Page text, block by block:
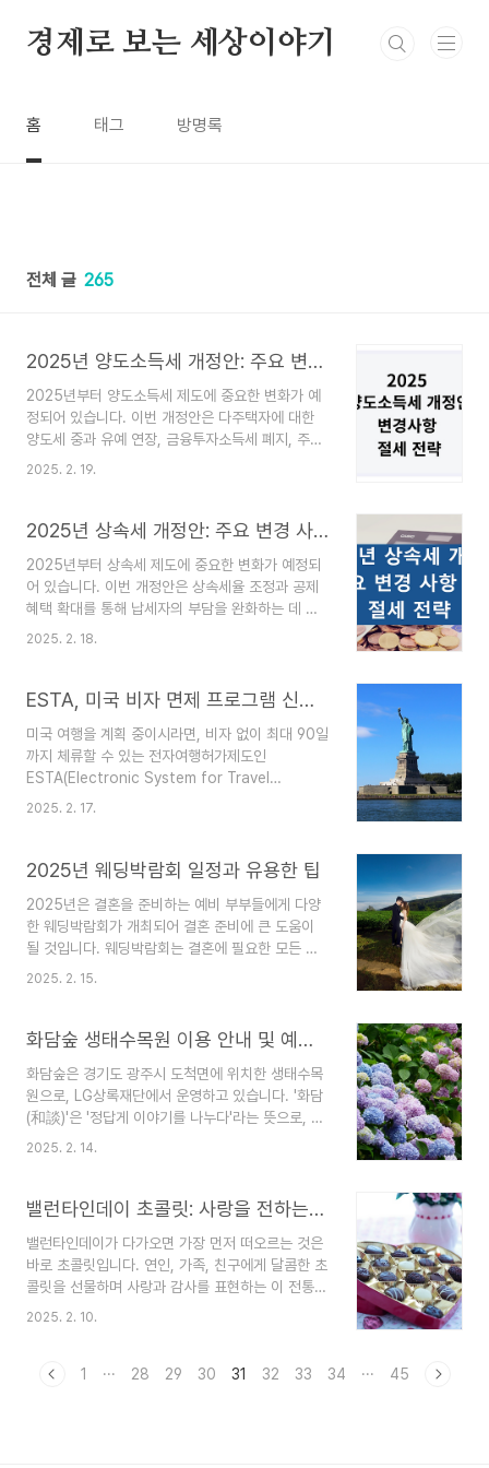
경제로 보는 세상이야기
홈 태그 방명록
전체 글 265
2025년 양도소득세 개정안: 주요 변경 사항 및 절세 전략
2025년부터 양도소득세 제도에 중요한 변화가 예
정되어 있습니다. 이번 개정안은 다주택자에 대한
양도세 중과 유예 연장, 금융투자소득세 폐지, 주식
증여 후 양도 시 이월과세 적용 확대 등을 포함하고
소득세란양도소득세란 토지, 건물, 부동산 권리, 주
해 부과하는 세금입니다. 양도소득세는 소득세법에
따라 부과되며, 원칙적으로 양도한 해의 다음 해 5
월에 종합소득세와 함께 신고·납부해야 합니다. 하
지만 부동산 거래의 경우 양도한 달의 말일부터 2개
음과 같습니다...
2025. 2. 19.
2025년 상속세 개정안: 주요 변경 사항 및 절세 전략
2025년부터 상속세 제도에 중요한 변화가 예정되
어 있습니다. 이번 개정안은 상속세율 조정과 공제
혜택 확대를 통해 납세자의 부담을 완화하는 데 중
점을 두고 있습니다. 아래에서 주요 변경 사항과 이
에게 무상으로 이전되는 경우에 당해 상속재산에 대
의무가 있는 납세의무자에는 상속을 원인으로 재산
을 물려받는 "상속인"과 유언이나 증여계약 후 증여
자의 사망으로 재산을 취득하는 "수유자"가 있습니
다. 2. 상속세율 조정현행 상속세 최고세율은 50%
로 인하되며, 해당 세..
2025. 2. 18.
ESTA, 미국 비자 면제 프로그램 신청방법
미국 여행을 계획 중이시라면, 비자 없이 최대 90일
까지 체류할 수 있는 전자여행허가제도인
ESTA(Electronic System for Travel
Authorization)에 대해 알아두시는 것이 중요합
이 관광, 업무, 경유 등의 목적으로 미국을 방문할
청 방법1. 공식 사이트 접속ESTA 신청은 미국 국토
안보부(DHS)에서 운영하는 공식 웹사이트를 통해
직접 진행하실 수 있습니다. 최근, 공식 사이트와 유
사한 디자인으로 높은 수수료를 부과하는 대행 사이
2025. 2. 17.
2025년 웨딩박람회 일정과 유용한 팁
2025년은 결혼을 준비하는 예비 부부들에게 다양
한 웨딩박람회가 개최되어 결혼 준비에 큰 도움이
될 것입니다. 웨딩박람회는 결혼에 필요한 모든 정
보를 한자리에서 얻을 수 있는 행사로, 웨딩드레스,
회 일정과 참가 시 유용한 팁을 정리하였습니다.1.
주요 웨딩박람회 일정입니다. 참고: 일정은 변경될
수 있으므로 방문 전에 공식 웹사이트를 통해 최신
정보를 확인하시기 바랍니다.전국 웨딩박람회 일정
서울 지역코엑스 웨딩박람회일정: 2025년 2월 15
관..
2025. 2. 15.
화담숲 생태수목원 이용 안내 및 예매 방법
화담숲은 경기도 광주시 도척면에 위치한 생태수목
원으로, LG상록재단에서 운영하고 있습니다. '화담
(和談)'은 '정답게 이야기를 나누다'라는 뜻으로, 자
연과 인간이 조화롭게 소통하는 공간을 지향합니다.
가을 단풍과 여름 수국 축제로 유명합니다.화담숲의
개의 테마원으로 구성되어 있어 방문객들에게 다채
로운 자연의 아름다움을 제공합니다. 주요 테마원은
다음과 같습니다:단풍나무원: 400여 품종의 단풍
나무가 심어져 있어 가을철에는 형형색색의 단풍을
수국의 향연을..
2025. 2. 14.
밸런타인데이 초콜릿: 사랑을 전하는 달콤한 선물
밸런타인데이가 다가오면 가장 먼저 떠오르는 것은
바로 초콜릿입니다. 연인, 가족, 친구에게 달콤한 초
콜릿을 선물하며 사랑과 감사를 표현하는 이 전통은
이제 전 세계적으로 퍼져 있습니다. 하지만 밸런타
이 초콜릿의 역사, 인기 초콜릿 종류, 트렌드, 그리
2025. 2. 10.
1 ··· 28 29 30 31 32 33 34 ··· 45